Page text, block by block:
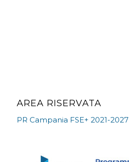
AREA RISERVATA
PR Campania FSE+ 2021-2027